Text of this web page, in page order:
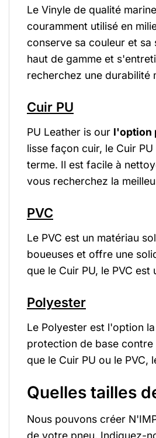
Le Vinyle de qualité
couramment utilisé en
conserve sa couleur et
haut de gamme et
recherchez une durabilité
Cuir PU
PU Leather is our l'option
lisse façon cuir, le Cuir
terme. Il est facile à
vous recherchez la
PVC
Le PVC est un matériau
boueuses et offre une
que le Cuir PU, le PVC
Polyester
Le Polyester est l'option
protection de base contre
que le Cuir PU ou le
Quelles tailles
Nous pouvons créer
de votre pneu. Indiquez-